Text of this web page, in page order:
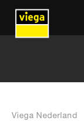
Viega Nederland